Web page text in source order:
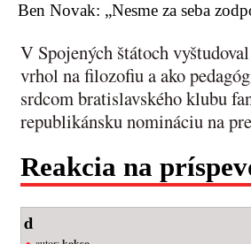
Ben Novak: „Nesme za seba
V Spojených štátoch
vrhol na filozofiu a ako
srdcom bratislavského klubu
republikánsku nomináciu na
Reakcia na
d